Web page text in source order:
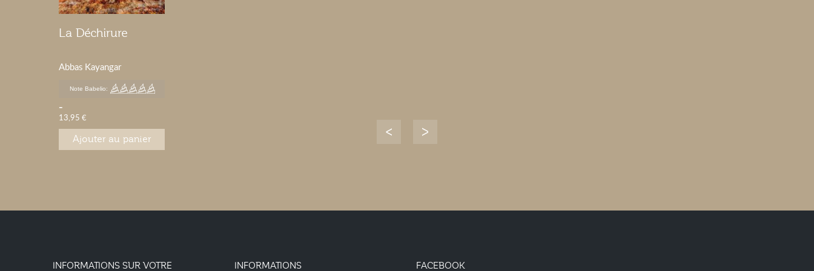
La Déchirure
Abbas Kayangar
Note Babelio:
-
13,95 €
Ajouter au panier
INFORMATIONS SUR VOTRE INFORMATIONS FACEBOOK